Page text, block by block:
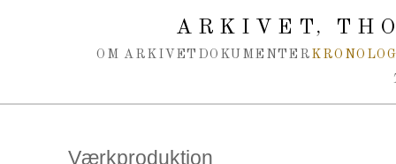
ARKIVET,
OM ARKIVET DOKUMENTER
Værkproduktion